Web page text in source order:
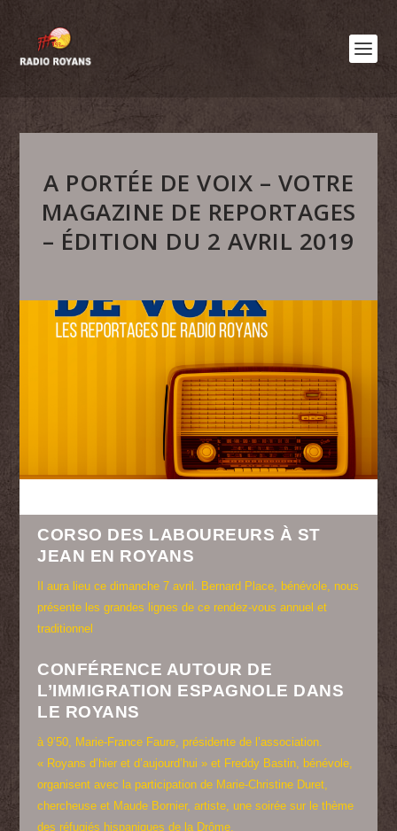
A PORTÉE DE VOIX – VOTRE
MAGAZINE DE REPORTAGES
– ÉDITION DU 2 AVRIL 2019
CORSO DES LABOUREURS À ST
JEAN EN ROYANS
Il aura lieu ce dimanche 7 avril. Bernard Place, bénévole, nous
présente les grandes lignes de ce rendez-vous annuel et
traditionnel
CONFÉRENCE AUTOUR DE
L’IMMIGRATION ESPAGNOLE DANS
LE ROYANS
à 9’50, Marie-France Faure, présidente de l’association.
« Royans d’hier et d’aujourd’hui » et Freddy Bastin, bénévole,
organisent avec la participation de Marie-Christine Duret,
chercheuse et Maude Bornier, artiste, une soirée sur le thème
des réfugiés hispaniques de la Drôme.